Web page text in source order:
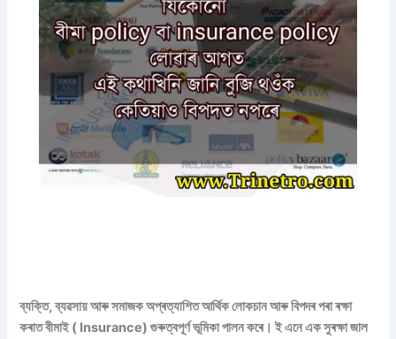
ব্যক্তি, ব্যৱসায় আৰু সমাজক অপ্ৰত্যাশিত আৰ্থিক লোকচান আৰু বিপদৰ পৰা ৰক্ষা
কৰাত বীমাই ( Insurance) গুৰুত্বপূৰ্ণ ভূমিকা পালন কৰে। ই এনে এক সুৰক্ষা জাল